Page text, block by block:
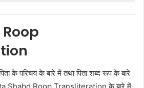
के परिचय के बारे में तथा पिता शब्द रूप के बारे